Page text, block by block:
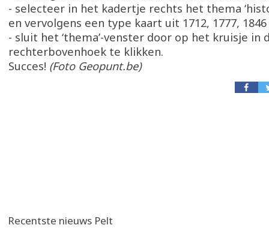
- selecteer in het kadertje rechts het thema
en vervolgens een type kaart uit 1712, 1777, 1846
- sluit het ‘thema’-venster door op het kruisje in
rechterbovenhoek te klikken.
Succes! (Foto Geopunt.be)
Recentste nieuws Pelt